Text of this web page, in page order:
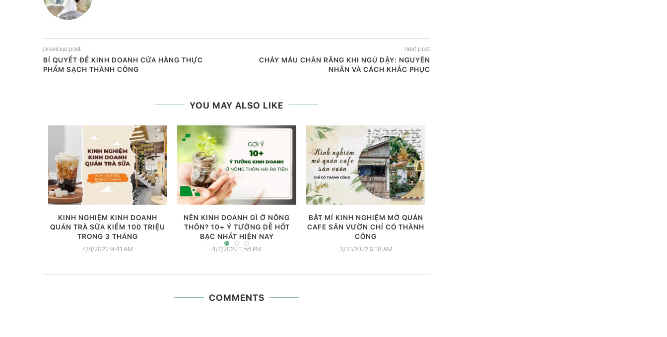
previous post
BÍ QUYẾT ĐỂ KINH DOANH CỬA HÀNG THỰC
PHẨM SẠCH THÀNH CÔNG
next post
CHẢY MÁU CHÂN RĂNG KHI NGỦ DẬY: NGUYÊN
NHÂN VÀ CÁCH KHẮC PHỤC
YOU MAY ALSO LIKE
KINH NGHIỆM KINH DOANH
QUÁN TRÀ SỮA KIẾM 100 TRIỆU
TRONG 3 THÁNG
4/8/2022 9:41 AM
NÊN KINH DOANH GÌ Ở NÔNG
THÔN? 10+ Ý TƯỞNG DỄ HỐT
BẠC NHẤT HIỆN NAY
4/7/2022 1:56 PM
BẬT MÍ KINH NGHIỆM MỞ QUÁN
CAFE SÂN VƯỜN CHỈ CÓ THÀNH
CÔNG
3/31/2022 9:18 AM
COMMENTS